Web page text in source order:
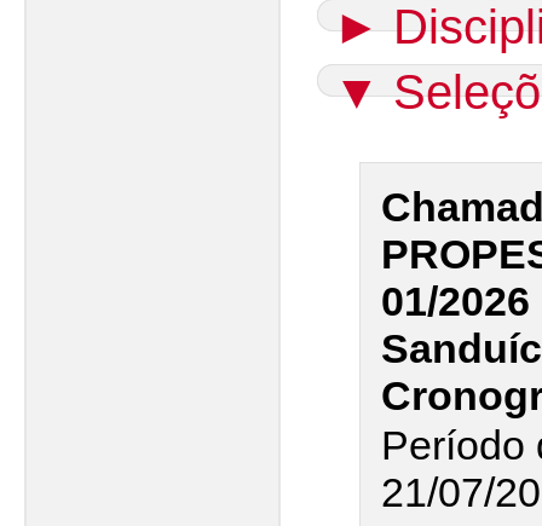
►
▼
01/
Período
21/07/